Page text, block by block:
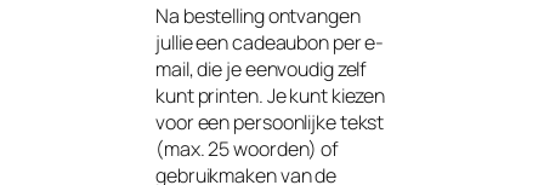
Na bestelling ontvangen
jullie een cadeaubon per e-
mail, die je eenvoudig zelf
kunt printen. Je kunt kiezen
voor een persoonlijke tekst
(max. 25 woorden) of
gebruikmaken van de